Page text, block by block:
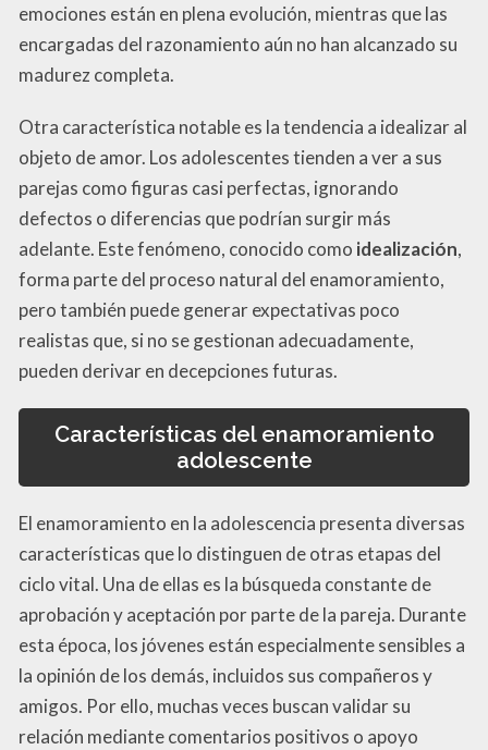
emociones están en plena evolución, mientras que las
encargadas del razonamiento aún no han alcanzado su
madurez completa.
Otra característica notable es la tendencia a idealizar al
objeto de amor. Los adolescentes tienden a ver a sus
parejas como figuras casi perfectas, ignorando
defectos o diferencias que podrían surgir más
adelante. Este fenómeno, conocido como idealización,
forma parte del proceso natural del enamoramiento,
pero también puede generar expectativas poco
realistas que, si no se gestionan adecuadamente,
pueden derivar en decepciones futuras.
Características del enamoramiento
adolescente
El enamoramiento en la adolescencia presenta diversas
características que lo distinguen de otras etapas del
ciclo vital. Una de ellas es la búsqueda constante de
aprobación y aceptación por parte de la pareja. Durante
esta época, los jóvenes están especialmente sensibles a
la opinión de los demás, incluidos sus compañeros y
amigos. Por ello, muchas veces buscan validar su
relación mediante comentarios positivos o apoyo